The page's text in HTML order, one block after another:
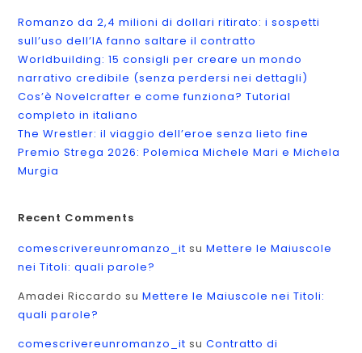
Romanzo da 2,4 milioni di dollari ritirato: i sospetti
sull’uso dell’IA fanno saltare il contratto
Worldbuilding: 15 consigli per creare un mondo
narrativo credibile (senza perdersi nei dettagli)
Cos’è Novelcrafter e come funziona? Tutorial
completo in italiano
The Wrestler: il viaggio dell’eroe senza lieto fine
Premio Strega 2026: Polemica Michele Mari e Michela
Murgia
Recent Comments
comescrivereunromanzo_it suMettere le Maiuscole
nei Titoli: quali parole?
Amadei Riccardo suMettere le Maiuscole nei Titoli:
quali parole?
comescrivereunromanzo_it suContratto di